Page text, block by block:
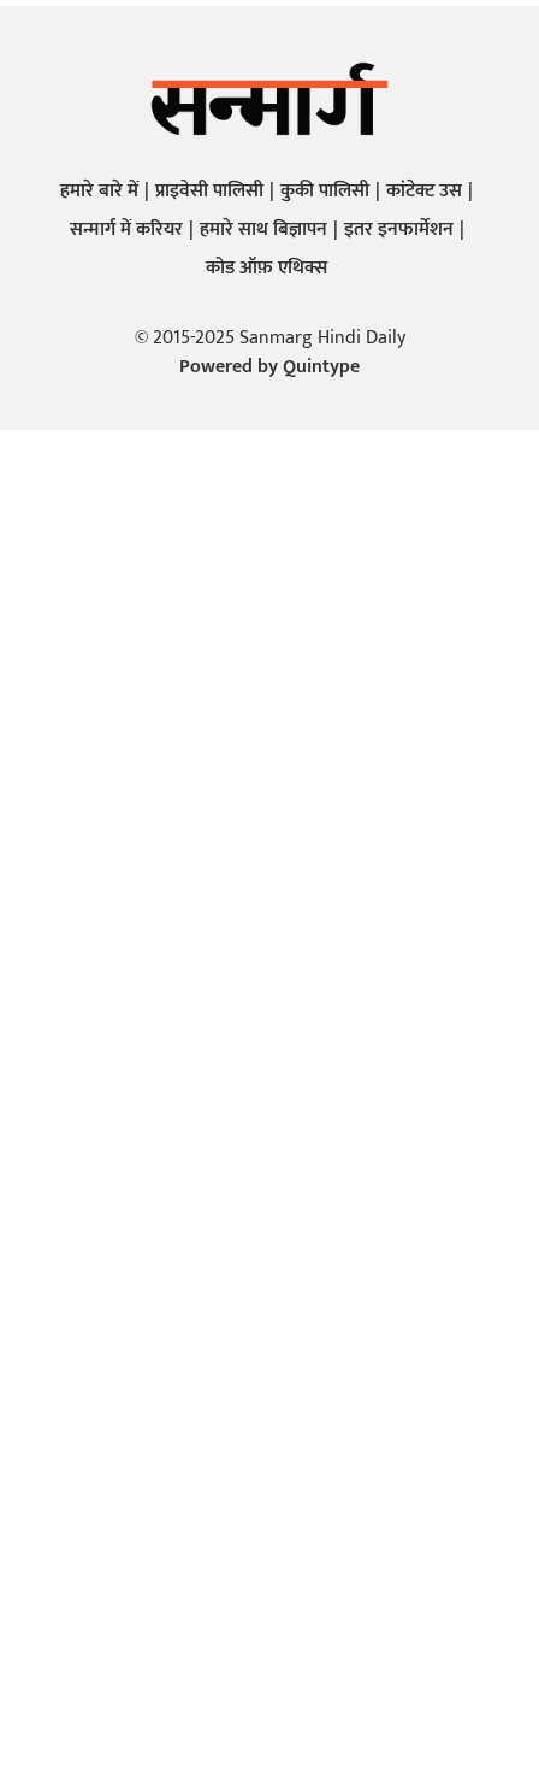
हमारे बारे में प्राइवेसी पालिसी कुकी पालिसी कांटेक्ट उस
सन्मार्ग में करियर हमारे साथ बिज्ञापन इतर इनफार्मेशन
कोड ऑफ़ एथिक्स
© 2015-2025 Sanmarg Hindi Daily
Powered byQuintype